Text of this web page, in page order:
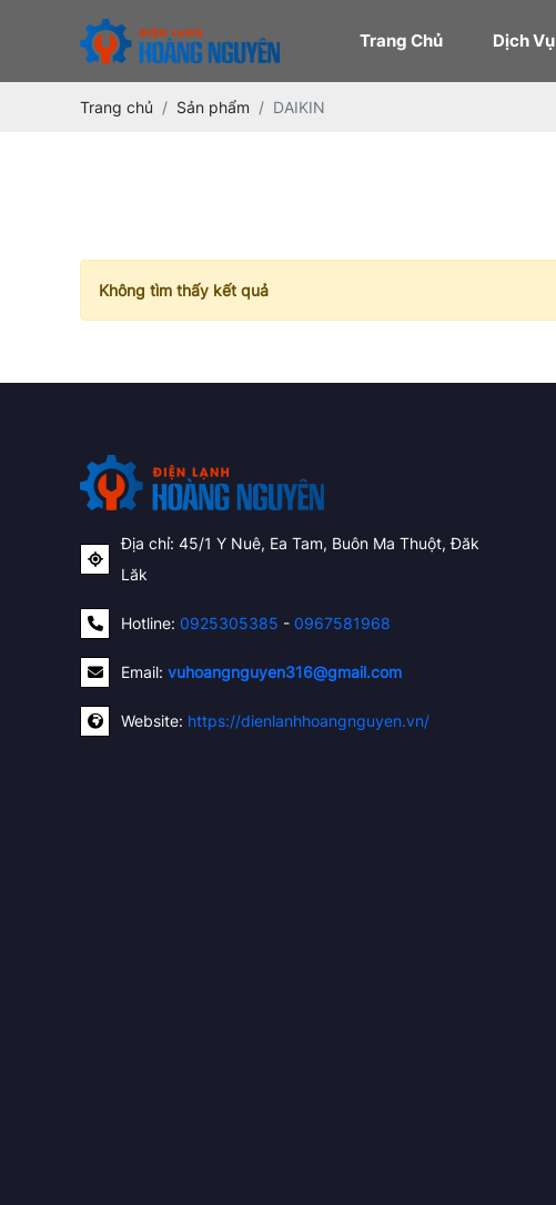
Trang Chủ Dịch Vụ
Trang chủ Sản phẩm DAIKIN
Không tìm thấy kết quả
Địa chỉ: 45/1 Y Nuê, Ea Tam, Buôn Ma Thuột, Đăk
Lăk
Hotline:0925305385 -0967581968
Email:vuhoangnguyen316@gmail.com
Website: https://dienlanhhoangnguyen.vn/